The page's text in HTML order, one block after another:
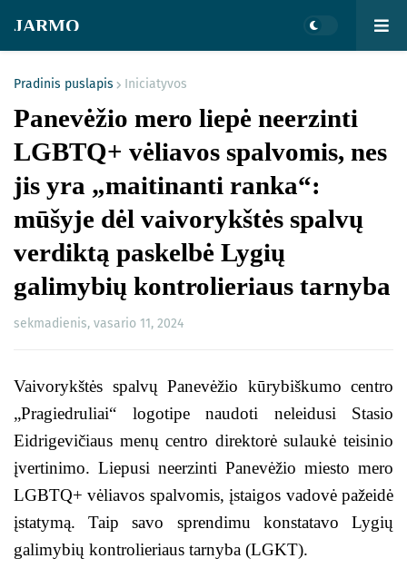
JARMO
Pradinis puslapis Iniciatyvos
Panevėžio mero liepė neerzinti
LGBTQ+ vėliavos spalvomis, nes
jis yra „maitinanti ranka“:
mūšyje dėl vaivorykštės spalvų
verdiktą paskelbė Lygių
galimybių kontrolieriaus tarnyba
sekmadienis, vasario 11, 2024
Vaivorykštės spalvų Panevėžio kūrybiškumo centro
„Pragiedruliai“ logotipe naudoti neleidusi Stasio
Eidrigevičiaus menų centro direktorė sulaukė teisinio
įvertinimo. Liepusi neerzinti Panevėžio miesto mero
LGBTQ+ vėliavos spalvomis, įstaigos vadovė pažeidė
įstatymą. Taip savo sprendimu konstatavo Lygių
galimybių kontrolieriaus tarnyba (LGKT).